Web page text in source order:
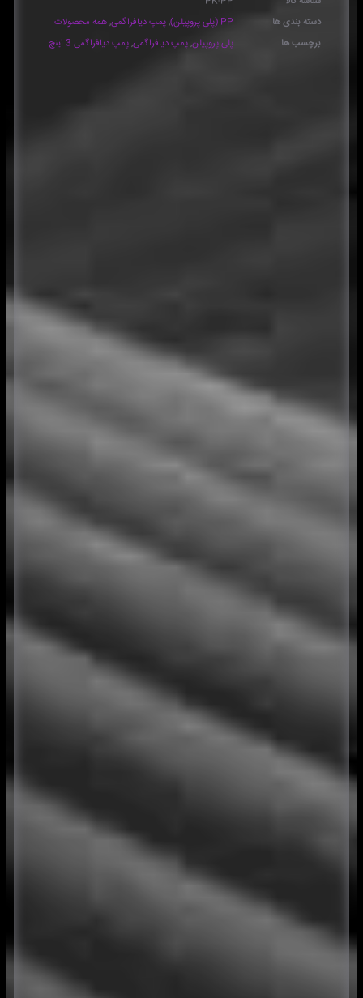
دسته بندی ها
PP (پلی پروپیلن) ,پمپ دیافراگمی,همه محصولات
برچسب ها
پلی پروپیلن,پمپ دیافراگمی,پمپ دیافراگمی 3 اینچ